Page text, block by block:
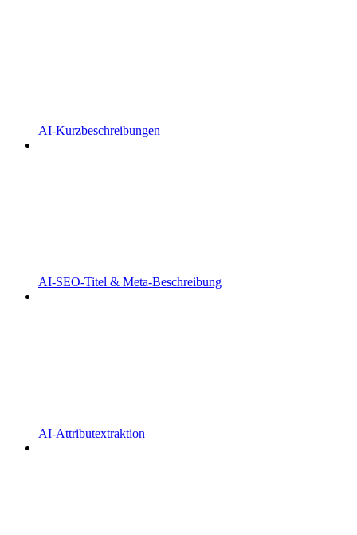
AI-Kurzbeschreibungen
AI-SEO-Titel & Meta-Beschreibung
AI-Attributextraktion